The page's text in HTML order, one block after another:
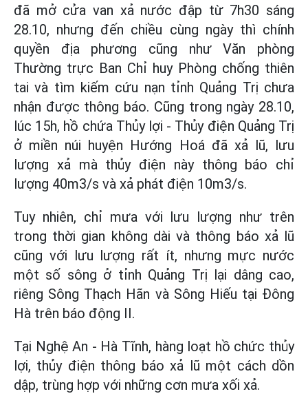
đã mở cửa van xả nước đập từ 7h30 sáng
28.10, nhưng đến chiều cùng ngày thì chính
quyền địa phương cũng như Văn phòng
Thường trực Ban Chỉ huy Phòng chống thiên
tai và tìm kiếm cứu nạn tỉnh Quảng Trị chưa
nhận được thông báo. Cũng trong ngày 28.10,
lúc 15h, hồ chứa Thủy lợi - Thủy điện Quảng Trị
ở miền núi huyện Hướng Hoá đã xả lũ, lưu
lượng xả mà thủy điện này thông báo chỉ
lượng 40m3/s và xả phát điện 10m3/s.
Tuy nhiên, chỉ mưa với lưu lượng như trên
trong thời gian không dài và thông báo xả lũ
cũng với lưu lượng rất ít, nhưng mực nước
một số sông ở tỉnh Quảng Trị lại dâng cao,
riêng Sông Thạch Hãn và Sông Hiếu tại Đông
Hà trên báo động II.
Tại Nghệ An - Hà Tĩnh, hàng loạt hồ chức thủy
lợi, thủy điện thông báo xả lũ một cách dồn
dập, trùng hợp với những cơn mưa xối xả.